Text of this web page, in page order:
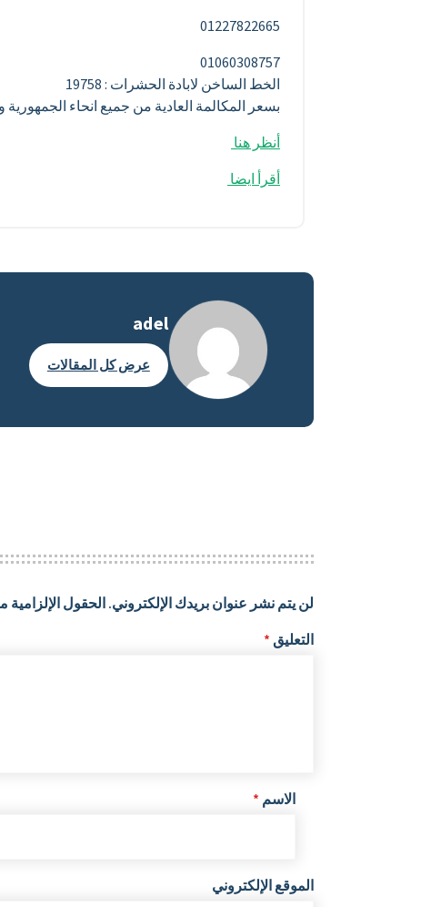
01227822665
01060308757
الخط الساخن لابادة الحشرات : 19758
بسعر المكالمة العادية من جميع انحاء
أنظر هنا
أقرأ ايضا
adel
عرض كل المقالات
لن يتم نشر عنوان بريدك الإلكتروني. الحقول الإلزامية
التعليق *
الاسم *
الموقع الإلكتروني